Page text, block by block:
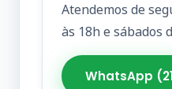
Atendemos de
às 18h e sábados
WhatsApp